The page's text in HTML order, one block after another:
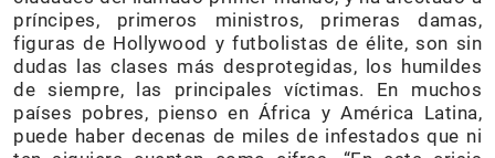
príncipes, primeros ministros, primeras damas,
figuras de Hollywood y futbolistas de élite, son sin
dudas las clases más desprotegidas, los humildes
de siempre, las principales víctimas. En muchos
países pobres, pienso en África y América Latina,
puede haber decenas de miles de infestados que ni